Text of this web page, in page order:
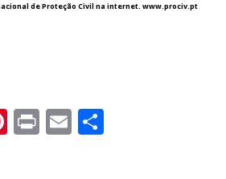
de Proteção Civil na internet. www.prociv.pt
Pi P E